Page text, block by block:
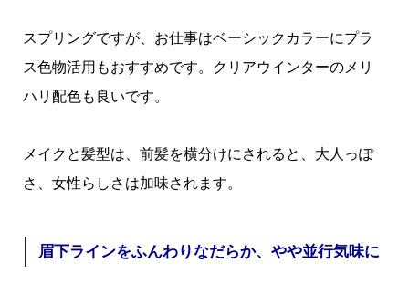
スプリングですが、お仕事はベーシックカラーにプラ
ス色物活用もおすすめです。クリアウインターのメリ
ハリ配色も良いです。
メイクと髪型は、前髪を横分けにされると、大人っぽ
さ、女性らしさは加味されます。
眉下ラインをふんわりなだらか、やや並行気味に